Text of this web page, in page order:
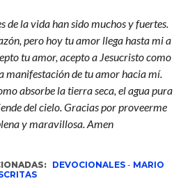
de la vida han sido muchos y fuertes.
pero hoy tu amor llega hasta mi a
tu amor, acepto a Jesucristo como
manifestación de tu amor hacia mí.
absorbe la tierra seca, el agua pura
del cielo. Gracias por proveerme
y maravillosa. Amen
DEVOCIONALES- MARIO